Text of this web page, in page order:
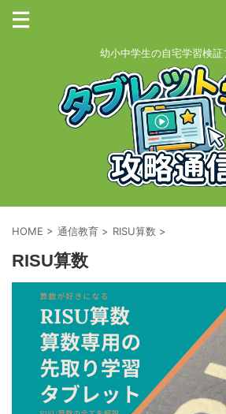
幼小中学生の自宅学習検証
HOME > 通信教育 > RISU算数 >
RISU算数